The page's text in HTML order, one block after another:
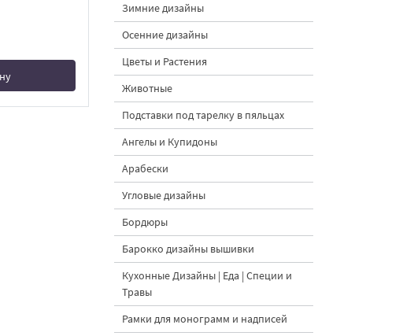
Зимние дизайны
Осенние дизайны
Цветы и Растения
Животные
Подставки под тарелку в пяльцах
Ангелы и Купидоны
Арабески
Угловые дизайны
Бордюры
Барокко дизайны вышивки
Кухонные Дизайны | Еда | Специи и
Травы
Рамки для монограмм и надписей